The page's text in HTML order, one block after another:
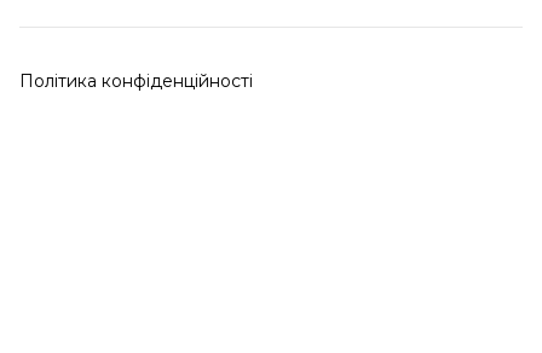
Політика конфіденційності